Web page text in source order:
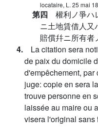
locataire, L. 25 mai
第四 權利ノ爭ハ
ニ土地賃借人
賠償幷ニ所有者
4. La citation sera
de paix du domicile
d'empêchement,
juge: copie en sera
trouve personne en
laissée au maire ou
visera l'original sans